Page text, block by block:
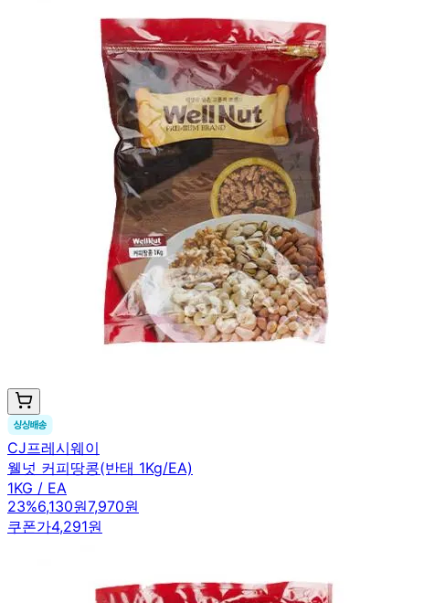
CJ프레시웨이
웰넛 커피땅콩(반태 1Kg/EA)
1KG / EA
23%6,130원7,970원
쿠폰가4,291원